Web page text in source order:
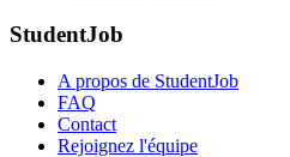
StudentJob
A propos de StudentJob
FAQ
Contact
Rejoignez l'équipe